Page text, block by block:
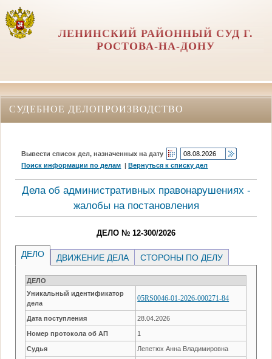
ЛЕНИНСКИЙ РАЙОННЫЙ СУД Г.
РОСТОВА-НА-ДОНУ
СУДЕБНОЕ ДЕЛОПРОИЗВОДСТВО
Вывести список дел, назначенных на дату
Поиск информации по делам |Вернуться к списку дел
Дела об административных правонарушениях -
жалобы на постановления
ДЕЛО № 12-300/2026
ДЕЛО ДВИЖЕНИЕ ДЕЛА СТОРОНЫ ПО ДЕЛУ
ДЕЛО
Уникальный идентификатор
дела
05RS0046-01-2026-000271-84
Дата поступления 28.04.2026
Номер протокола об АП 1
Судья Лепетюх Анна Владимировна